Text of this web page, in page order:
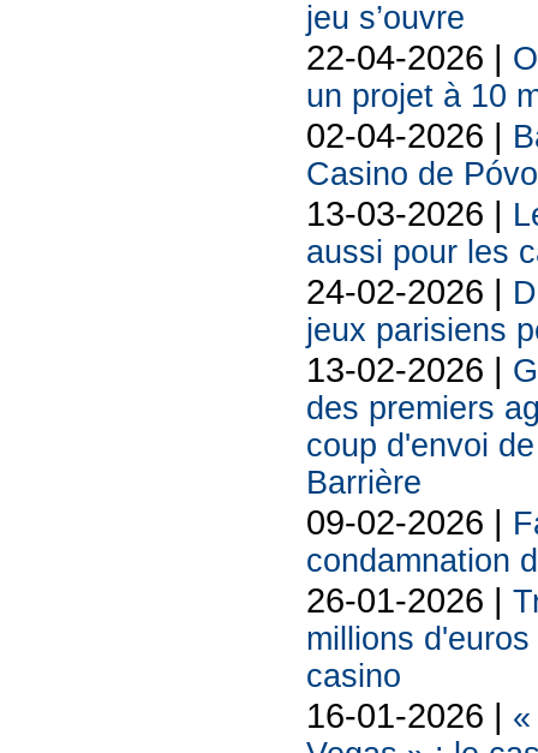
jeu s’ouvre
22-04-2026 |
un projet à 10
02-04-2026 |
Casino de
13-03-2026 |
aussi pour les
24-02-2026 |
jeux parisiens
13-02-2026 |
des premiers
coup d'envoi
Barrière
09-02-2026 |
condamnation
26-01-2026 |
millions
casino
16-01-2026 |